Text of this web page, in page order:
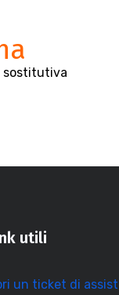
sostitutiva
utili
un ticket di